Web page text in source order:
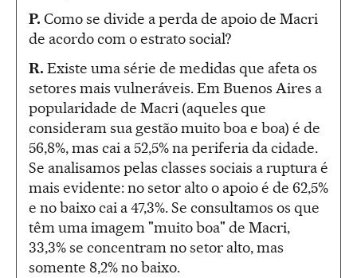
P. Como se divide a perda de apoio de Macri
de acordo com o estrato social?
R. Existe uma série de medidas que afeta os
setores mais vulneráveis. Em Buenos Aires a
popularidade de Macri (aqueles que
consideram sua gestão muito boa e boa) é de
56,8%, mas cai a 52,5% na periferia da cidade.
Se analisamos pelas classes sociais a ruptura é
mais evidente: no setor alto o apoio é de 62,5%
e no baixo cai a 47,3%. Se consultamos os que
têm uma imagem "muito boa" de Macri,
33,3% se concentram no setor alto, mas
somente 8,2% no baixo.